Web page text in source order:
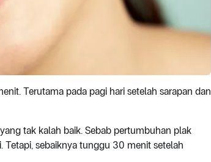
Terutama pada pagi hari setelah sarapan dan
tak kalah baik. Sebab pertumbuhan plak
sebaiknya tunggu 30 menit setelah